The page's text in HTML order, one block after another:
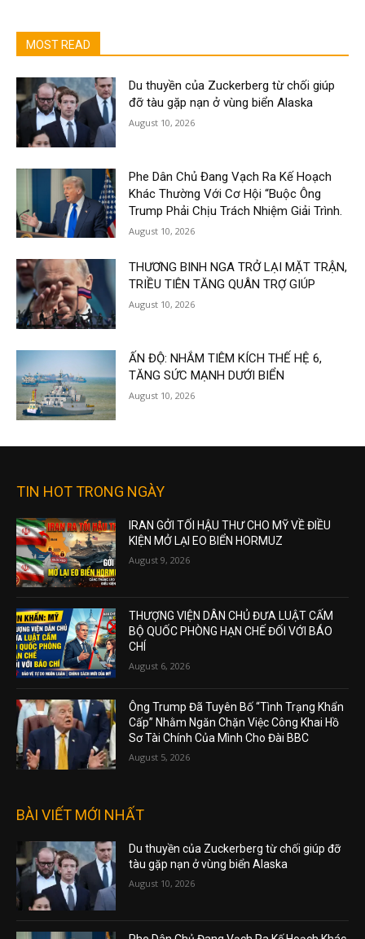
MOST READ
Du thuyền của Zuckerberg từ chối giúp
đỡ tàu gặp nạn ở vùng biển Alaska
August 10, 2026
Phe Dân Chủ Đang Vạch Ra Kế Hoạch
Khác Thường Với Cơ Hội “Buộc Ông
Trump Phải Chịu Trách Nhiệm Giải Trình.
August 10, 2026
THƯƠNG BINH NGA TRỞ LẠI MẶT TRẬN,
TRIỀU TIÊN TĂNG QUÂN TRỢ GIÚP
August 10, 2026
ẤN ĐỘ: NHẮM TIÊM KÍCH THẾ HỆ 6,
TĂNG SỨC MẠNH DƯỚI BIỂN
August 10, 2026
TIN HOT TRONG NGÀY
IRAN GỞI TỐI HẬU THƯ CHO MỸ VỀ ĐIỀU
KIỆN MỞ LẠI EO BIỂN HORMUZ
August 9, 2026
THƯỢNG VIỆN DÂN CHỦ ĐƯA LUẬT CẤM
BỘ QUỐC PHÒNG HẠN CHẾ ĐỐI VỚI BÁO
CHÍ
August 6, 2026
Ông Trump Đã Tuyên Bố “Tình Trạng Khẩn
Cấp” Nhằm Ngăn Chặn Việc Công Khai Hồ
Sơ Tài Chính Của Mình Cho Đài BBC
August 5, 2026
BÀI VIẾT MỚI NHẤT
Du thuyền của Zuckerberg từ chối giúp đỡ
tàu gặp nạn ở vùng biển Alaska
August 10, 2026